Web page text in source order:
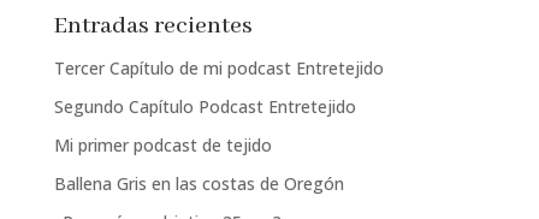
Entradas recientes
Tercer Capítulo de mi podcast Entretejido
Segundo Capítulo Podcast Entretejido
Mi primer podcast de tejido
Ballena Gris en las costas de Oregón